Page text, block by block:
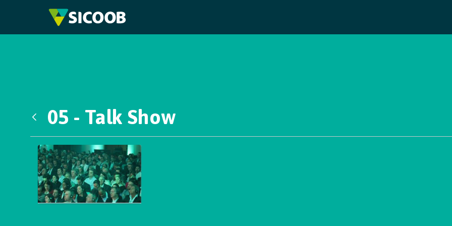
Pular para o Conteúdo principal
05 - Talk Show
Galeria de Mídias